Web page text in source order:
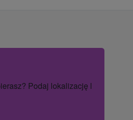
Podaj lokalizację lub nazwę